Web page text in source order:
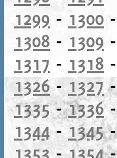
1299 - 1300 -
1308 - 1309 -
1317 - 1318 -
1326 - 1327
1335-1336
1344 - 1345
1353 - 1354